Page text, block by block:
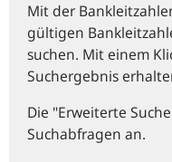
Mit der
gültigen
suchen. Mit einem
Suchergebnis
Die "Erweiterte
Suchabfragen an.